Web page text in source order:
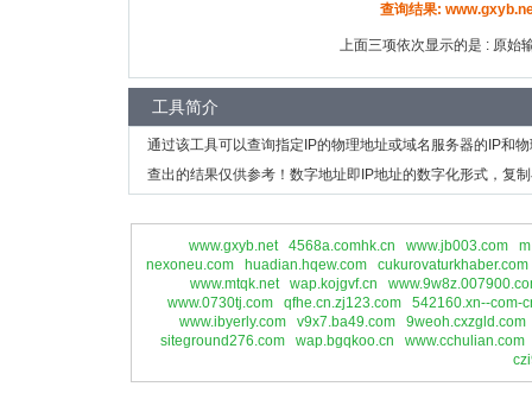
查询结果:
上面三项依次显示的是 : 原始
工具简介
通过该工具可以查询指定IP的物理地址或域名服务器的IP和
查出的结果仅供参考！数字地址即IP地址的数字化形式，复
www.gxyb.net 4568a.comhk.cn www.jb003.com
nexoneu.com
huadian.hqew.com
cukurovaturkhaber.com
www.mtqk.net
wap.kojgvf.cn
www.0730tj.com
qfhe.cn.zj123.com
542160.xn--com-
www.ibyerly.com
v9x7.ba49.com
9weoh.cxzgld.com
siteground276.com
wap.bgqkoo.cn
www.cchulian.com